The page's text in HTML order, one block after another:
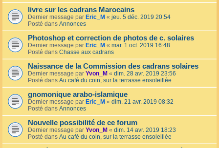
livre sur les cadrans Marocains
Dernier message par Eric_M « jeu. 5 déc. 2019 20:54
Posté dans Annonces
Photoshop et correction de photos de c. solaires
Dernier message par Eric_M « mar. 1 oct. 2019 16:48
Posté dans Chasse aux cadrans
Naissance de la Commission des cadrans solaires
Dernier message par Yvon_M « dim. 28 avr. 2019 23:56
Posté dans Au café du coin, sur la terrasse ensoleillée
gnomonique arabo-islamique
Dernier message par Eric_M « dim. 21 avr. 2019 08:32
Posté dans Annonces
Nouvelle possibilité de ce forum
Dernier message par Yvon_M « dim. 14 avr. 2019 18:23
Posté dans Au café du coin, sur la terrasse ensoleillée